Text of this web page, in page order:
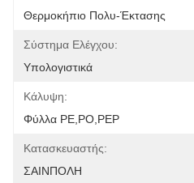
Θερμοκήπιο Πολυ-Έκτασης
Σύστημα Ελέγχου:
Υπολογιστικά
Κάλυψη:
Φύλλα PE,PO,PEP
Κατασκευαστής:
ΣΑΙΝΠΟΛΗ